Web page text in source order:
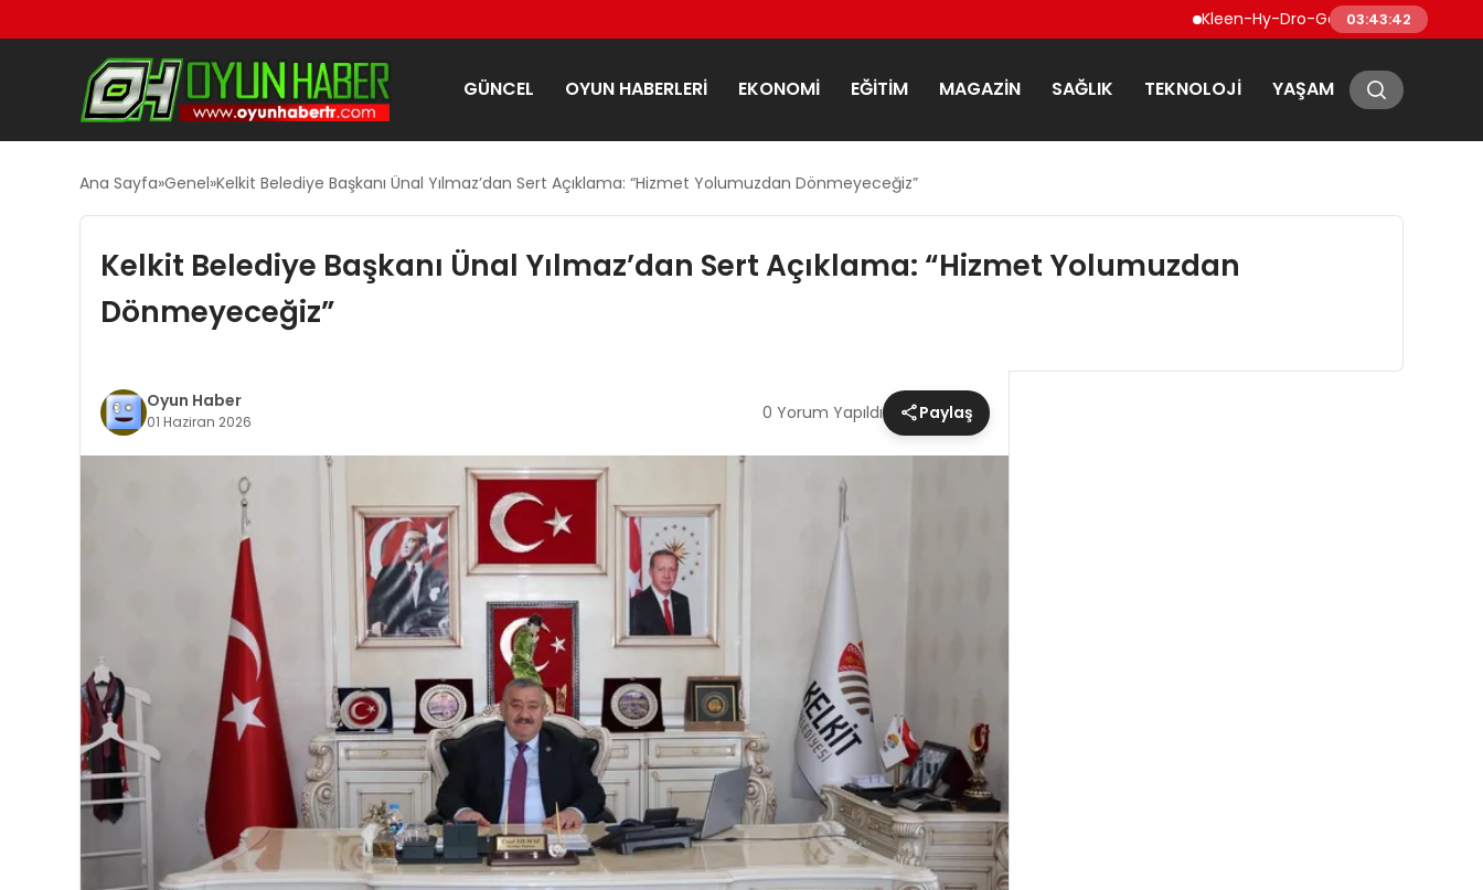
Kleen-Hy-Dro-Gen Inc., Sıfır Karbon
03:43:43
GÜNCEL OYUN HABERLERI EKONOMI EĞITIM MAGAZIN SAĞLIK TEKNOLOJI YAŞAM
Ana Sayfa Genel Kelkit Belediye Başkanı Ünal Yılmaz’dan Sert Açıklama: “Hizmet Yolumuzdan Dönmeyeceğiz”
Kelkit Belediye Başkanı Ünal Yılmaz’dan Sert Açıklama: “Hizmet Yolumuzdan
Dönmeyeceğiz”
Oyun Haber
01 Haziran 2026 0 Yorum Yapıldı Paylaş